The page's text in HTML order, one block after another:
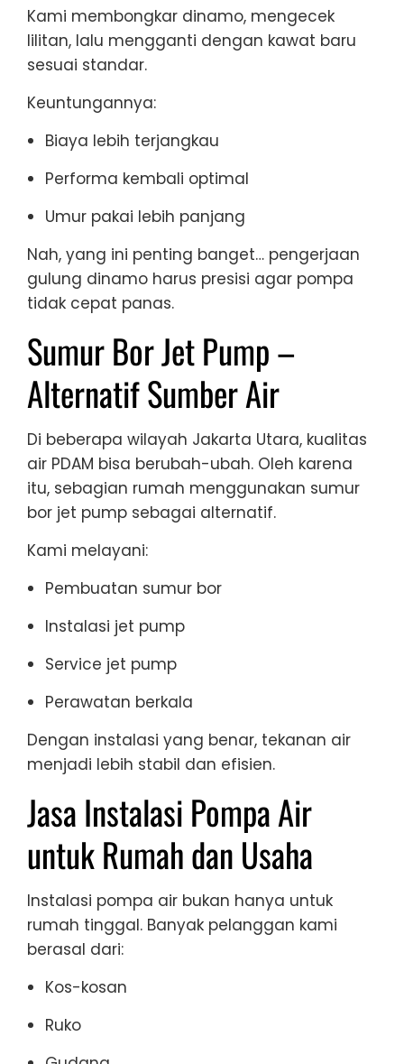
Kami membongkar dinamo, mengecek
lilitan, lalu mengganti dengan kawat baru
sesuai standar.
Keuntungannya:
Biaya lebih terjangkau
Performa kembali optimal
Umur pakai lebih panjang
Nah, yang ini penting banget… pengerjaan
gulung dinamo harus presisi agar pompa
tidak cepat panas.
Sumur Bor Jet Pump –
Alternatif Sumber Air
Di beberapa wilayah Jakarta Utara, kualitas
air PDAM bisa berubah-ubah. Oleh karena
itu, sebagian rumah menggunakan sumur
bor jet pump sebagai alternatif.
Kami melayani:
Pembuatan sumur bor
Instalasi jet pump
Service jet pump
Perawatan berkala
Dengan instalasi yang benar, tekanan air
menjadi lebih stabil dan efisien.
Jasa Instalasi Pompa Air
untuk Rumah dan Usaha
Instalasi pompa air bukan hanya untuk
rumah tinggal. Banyak pelanggan kami
berasal dari:
Kos-kosan
Ruko